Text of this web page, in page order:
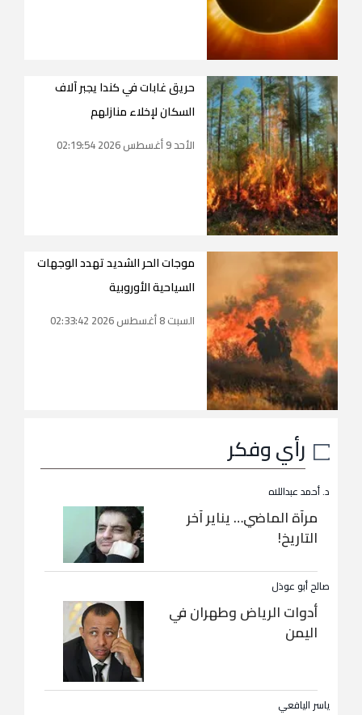
حريق غابات في كندا يجبر آلاف
السكان لإخلاء منازلهم
الأحد 9 أغسطس 2026 02:19:54
موجات الحر الشديد تهدد الوجهات
السياحية الأوروبية
السبت 8 أغسطس 2026 02:33:42
رأي وفكر
د. أحمد عبداللاه
مرآة الماضي… يناير آخر
التاريخ!
صالح أبو عوذل
أدوات الرياض وطهران في
اليمن
ياسر اليافعي